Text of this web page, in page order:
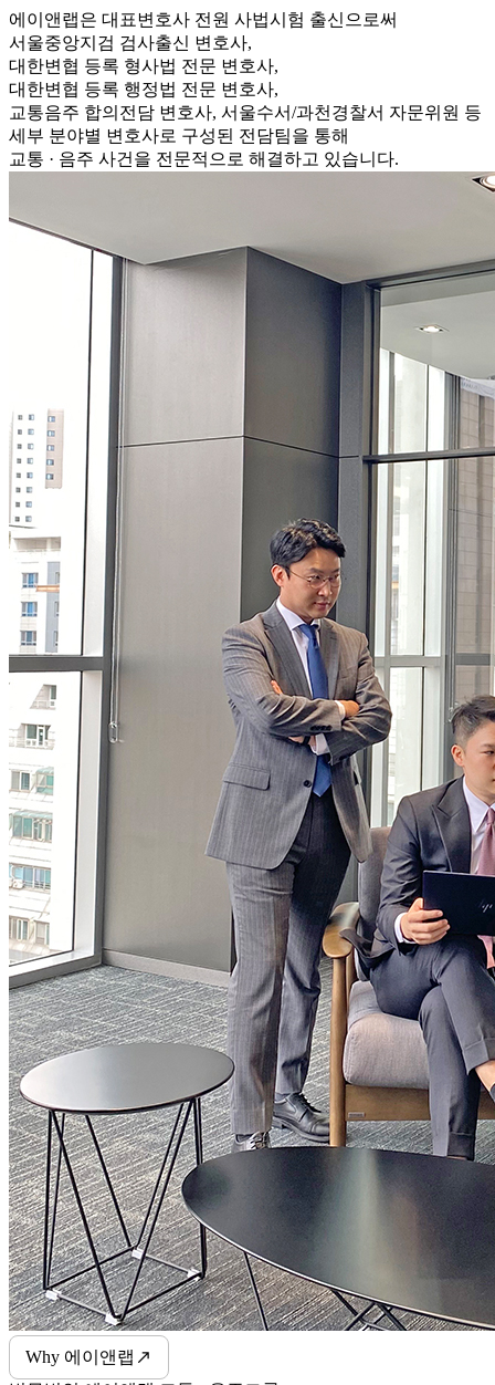
에이앤랩은 대표변호사 전원 사법시험 출신으로써
서울중앙지검 검사출신 변호사,
대한변협 등록 형사법 전문 변호사,
대한변협 등록 행정법 전문 변호사,
교통음주 합의전담 변호사, 서울수서/과천경찰서 자문위원 등
세부 분야별 변호사로 구성된 전담팀을 통해
교통 · 음주 사건을 전문적으로 해결하고 있습니다.
Why 에이앤랩